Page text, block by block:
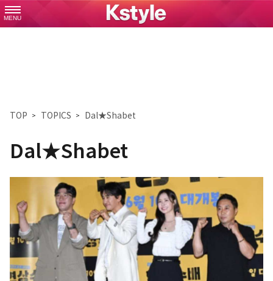
MENU
TOP TOPICS Dal★Shabet
Dal★Shabet